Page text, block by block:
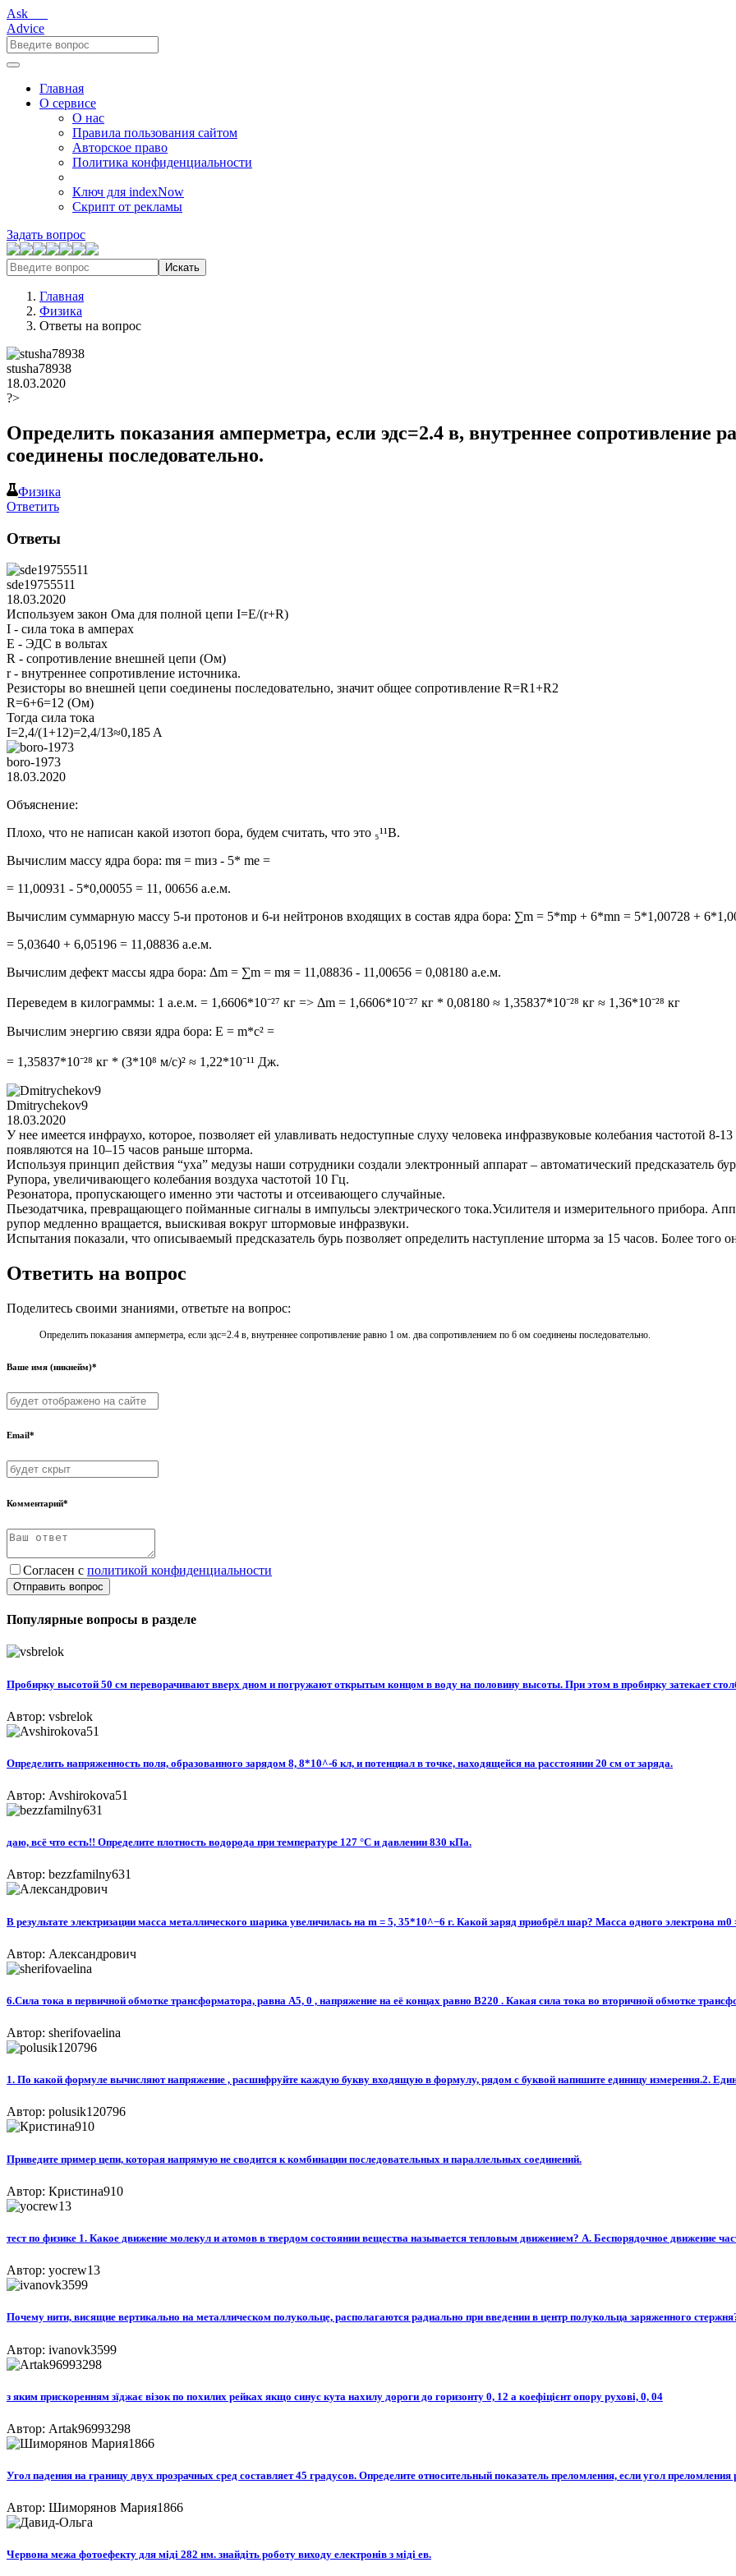
Ask___
Advice
Главная
О сервисе
О нас
Правила пользования сайтом
Авторское право
Политика конфиденциальности
Ключ для indexNow
Скрипт от рекламы
Задать вопрос
Искать
Главная
Физика
Ответы на вопрос
stusha78938
18.03.2020
?>
Определить показания амперметра, если эдс=2.4 в, внутреннее сопротивление
соединены последовательно.
Физика
Ответить
Ответы
sde19755511
18.03.2020
Используем закон Ома для полной цепи I=E/(r+R)
I - сила тока в амперах
E - ЭДС в вольтах
R - сопротивление внешней цепи (Ом)
r - внутреннее сопротивление источника.
Резисторы во внешней цепи соединены последовательно, значит общее сопротивление R=R1+R2
R=6+6=12 (Ом)
Тогда сила тока
I=2,4/(1+12)=2,4/13≈0,185 A
boro-1973
18.03.2020
Объяснение:
Плохо, что не написан какой изотоп бора, будем считать, что это ₅¹¹В.
Вычислим массу ядра бора: mя = mиз - 5* me =
= 11,00931 - 5*0,00055 = 11, 00656 а.е.м.
Вычислим суммарную массу 5-и протонов и 6-и нейтронов входящих в состав ядра бора: ∑m = 5*mp + 6*mn = 5*1,00728 +
= 5,03640 + 6,05196 = 11,08836 а.е.м.
Вычислим дефект массы ядра бора: Δm = ∑m = mя = 11,08836 - 11,00656 = 0,08180 а.е.м.
Переведем в килограммы: 1 а.е.м. = 1,6606*10⁻²⁷ кг => Δm = 1,6606*10⁻²⁷ кг * 0,08180 ≈ 1,35837*10⁻²⁸ кг ≈ 1,36*10⁻²⁸ кг
Вычислим энергию связи ядра бора: E = m*c² =
= 1,35837*10⁻²⁸ кг * (3*10⁸ м/с)² ≈ 1,22*10⁻¹¹ Дж.
Dmitrychekov9
18.03.2020
У нее имеется инфраухо, которое, позволяет ей улавливать недоступные слуху человека инфразвуковые колебания частотой 8-
появляются на 10–15 часов раньше шторма.
Используя принцип действия “уха” медузы наши сотрудники создали электронный аппарат – автоматический предсказатель
Рупора, увеличивающего колебания воздуха частотой 10 Гц.
Резонатора, пропускающего именно эти частоты и отсеивающего случайные.
Пьезодатчика, превращающего пойманные сигналы в импульсы электрического тока.Усилителя и измерительного прибора.
рупор медленно вращается, выискивая вокруг штормовые инфразвуки.
Испытания показали, что описываемый предсказатель бурь позволяет определить наступление шторма за 15 часов. Более
Ответить на вопрос
Поделитесь своими знаниями, ответьте на вопрос:
Определить показания амперметра, если эдс=2.4 в, внутреннее сопротивление равно 1 ом. два сопротивлением по 6 ом соединены последовательно.
Ваше имя (никнейм)*
Email*
Комментарий*
Согласен с политикой конфиденциальности
Отправить вопрос
Популярные вопросы в разделе
Пробирку высотой 50 см переворачивают вверх дном и погружают открытым концом в воду на половину высоты. При этом в пробирку затекает
Автор: vsbrelok
Определить напряженность поля, образованного зарядом 8, 8*10^-6 кл, и потенциал в точке, находящейся на расстоянии 20 см от заряда.
Автор: Avshirokova51
даю, всё что есть!! Определите плотность водорода при температуре 127 °С и давлении 830 кПа.
Автор: bezzfamilny631
В результате электризации масса металлического шарика увеличилась на m = 5, 35*10^−6 г. Какой заряд приобрёл шар? Масса одного электрона m0
Автор: Александрович
6.Сила тока в первичной обмотке трансформатора, равна A5, 0 , напряжение на её концах равно B220 . Какая сила тока во вторичной обмотке
Автор: sherifovaelina
1. По какой формуле вычисляют напряжение , расшифруйте каждую букву входящую в формулу, рядом с буквой напишите единицу измерения.2.
Автор: polusik120796
Приведите пример цепи, которая напрямую не сводится к комбинации последовательных и параллельных соединений.
Автор: Кристина910
тест по физике 1. Какое движение молекул и атомов в твердом состоянии вещества называется тепловым движением? А. Беспорядочное движение
Автор: yocrew13
Почему нити, висящие вертикально на металлическом полукольце, располагаются радиально при введении в центр полукольца заряженного
Автор: ivanovk3599
з яким прискоренням зїджає візок по похилих рейках якщо синус кута нахилу дороги до горизонту 0, 12 а коефіцієнт опору рухові, 0, 04​
Автор: Artak96993298
Угол падения на границу двух прозрачных сред составляет 45 градусов. Определите относительный показатель преломления, если угол
Автор: Шиморянов Мария1866
Червона межа фотоефекту для міді 282 нм. знайдіть роботу виходу електронів з міді ев.